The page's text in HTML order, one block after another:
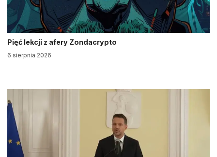
Pięć lekcji z afery Zondacrypto
6 sierpnia 2026